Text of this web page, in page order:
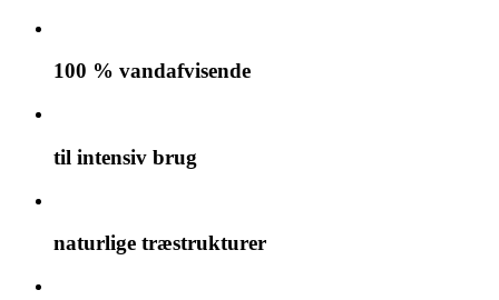
100 % vandafvisende
til intensiv brug
naturlige træstrukturer